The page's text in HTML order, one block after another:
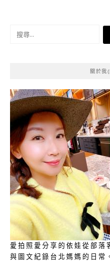
關於我
愛拍照愛分享的依娃從部
與圖文紀錄台北媽媽的日常